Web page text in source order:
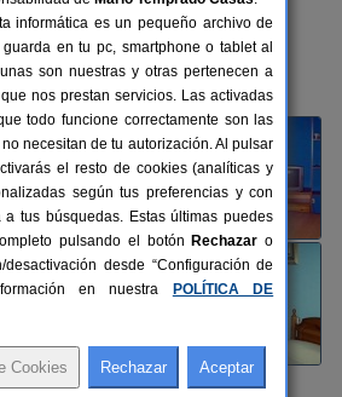
habitaciones 16 plazas
120 km de
informática es un pequeño archivo de
en tu pc, smartphone o tablet al
son nuestras y otras pertenecen a
nos prestan servicios. Las activadas
todo funcione correctamente son las
necesitan de tu autorización. Al pulsar
el resto de cookies (analíticas y
según tus preferencias y con
tus búsquedas. Estas últimas puedes
pulsando el botón Rechazar o
desde “Configuración de
en nuestra
POLÍTICA DE